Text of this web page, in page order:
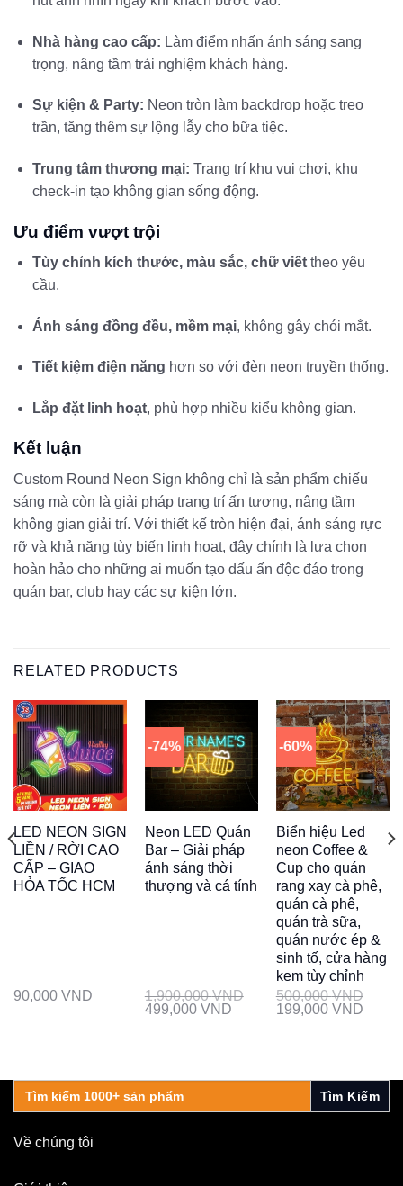
Nhà hàng cao cấp: Làm điểm nhấn ánh sáng sang
trọng, nâng tầm trải nghiệm khách hàng.
Sự kiện & Party: Neon tròn làm backdrop hoặc treo
trần, tăng thêm sự lộng lẫy cho bữa tiệc.
Trung tâm thương mại: Trang trí khu vui chơi, khu
check-in tạo không gian sống động.
Ưu điểm vượt trội
Tùy chỉnh kích thước, màu sắc, chữ viếttheo yêu
cầu.
Ánh sáng đồng đều, mềm mại, không gây chói mắt.
Tiết kiệm điện năng hơn so với đèn neon truyền thống.
Lắp đặt linh hoạt, phù hợp nhiều kiểu không gian.
Kết luận
Custom Round Neon Sign không chỉ là sản phẩm chiếu
sáng mà còn là giải pháp trang trí ấn tượng, nâng tầm
không gian giải trí. Với thiết kế tròn hiện đại, ánh sáng rực
rỡ và khả năng tùy biến linh hoạt, đây chính là lựa chọn
hoàn hảo cho những ai muốn tạo dấu ấn độc đáo trong
quán bar, club hay các sự kiện lớn.
RELATED PRODUCTS
LED NEON SIGN
LIỀN / RỜI CAO
CẤP – GIAO
HỎA TỐC HCM
90,000 VND
-74%
Neon LED Quán
Bar – Giải pháp
ánh sáng thời
thượng và cá tính
1,900,000VND
499,000 VND
-60%
Biển hiệu Led
neon Coffee &
Cup cho quán
rang xay cà phê,
quán cà phê,
quán trà sữa,
quán nước ép &
sinh tố, cửa hàng
kem tùy chỉnh
500,000VND
199,000 VND
Search
for:
Về chúng tôi